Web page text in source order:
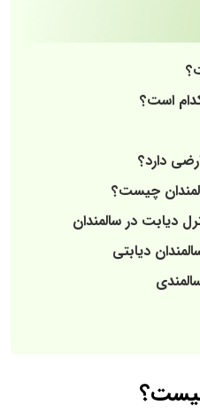
است؟
دارد؟
چیست؟
در سالمندان
دیابتی